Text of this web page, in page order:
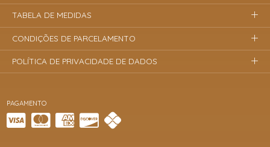
PAGAMENTO
TABELA DE MEDIDAS
CONDIÇÕES DE PARCELAMENTO
POLÍTICA DE PRIVACIDADE DE DADOS